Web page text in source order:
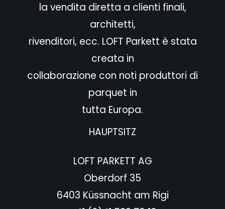
la vendita diretta a clienti finali,
architetti,
rivenditori, ecc. LOFT Parkett è stata
creata in
collaborazione con noti produttori di
parquet in
tutta Europa.
HAUPTSITZ
LOFT PARKETT AG
Oberdorf 35
6403 Küssnacht am Rigi